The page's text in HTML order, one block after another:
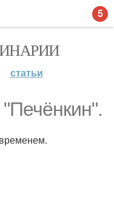
статьи
5